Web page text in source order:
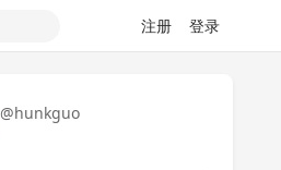
注册 登录
@hunkguo